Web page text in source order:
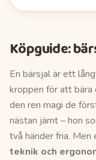
Köpguide:
En bärsjal är ett
kroppen för att bära
den ren magi de
nästan jämt – hon
två händer fria. Men
teknik och